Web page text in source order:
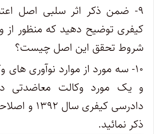
۹- ضمن ذکر اثر سلبی اصل
کیفری توضیح دهید که منظور
شروط تحقق این اصل چیست؟
۱۰- سه مورد از موارد نوآوری
و یک مورد وکالت معاضدتی
دادرسی کیفری
ذکر نمائید.